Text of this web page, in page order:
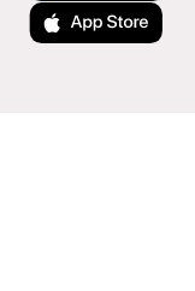
Laden im App Store